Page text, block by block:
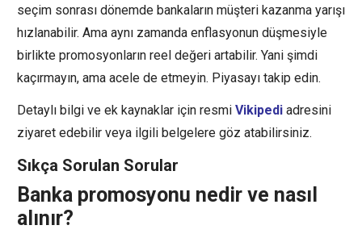
seçim sonrası dönemde bankaların müşteri kazanma yarışı
hızlanabilir. Ama aynı zamanda enflasyonun düşmesiyle
birlikte promosyonların reel değeri artabilir. Yani şimdi
kaçırmayın, ama acele de etmeyin. Piyasayı takip edin.
Detaylı bilgi ve ek kaynaklar için resmi Vikipedi adresini
ziyaret edebilir veya ilgili belgelere göz atabilirsiniz.
Sıkça Sorulan Sorular
Banka promosyonu nedir ve nasıl
alınır?